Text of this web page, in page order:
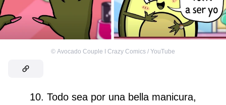
© Avocado Couple I Crazy Comics / YouTube
10. Todo sea por una bella manicura,